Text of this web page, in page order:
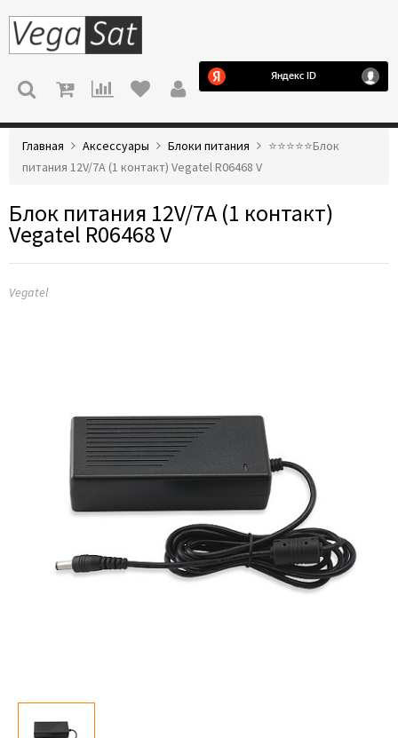
МЕНЮ
Главная Аксессуары Блоки питания
⭐️⭐️⭐️⭐️⭐️Блок
питания 12V/7A (1 контакт) Vegatel R06468 V
Блок питания 12V/7A (1 контакт)
Vegatel R06468 V
Vegatel